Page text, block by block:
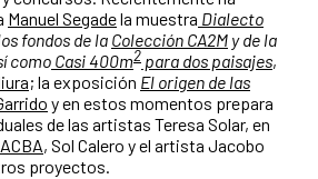
Manuel Segadela muestra Dialecto
fondos de la Colección CA2M y de la
como Casi 400m2 para dos paisajes,
; la exposición El origen de las
y en estos momentos prepara
de las artistas Teresa Solar, en
, Sol Calero y el artista Jacobo
proyectos.